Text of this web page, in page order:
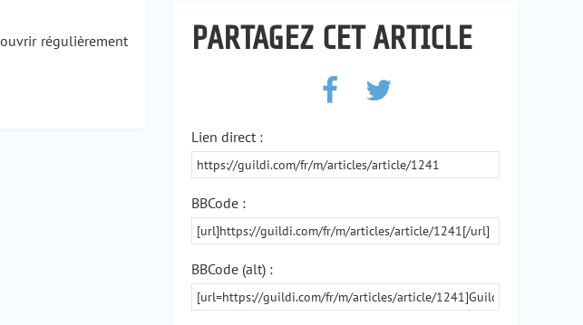
régulièrement
PARTAGEZ CET ARTICLE
Lien direct :
BBCode :
BBCode (alt) :